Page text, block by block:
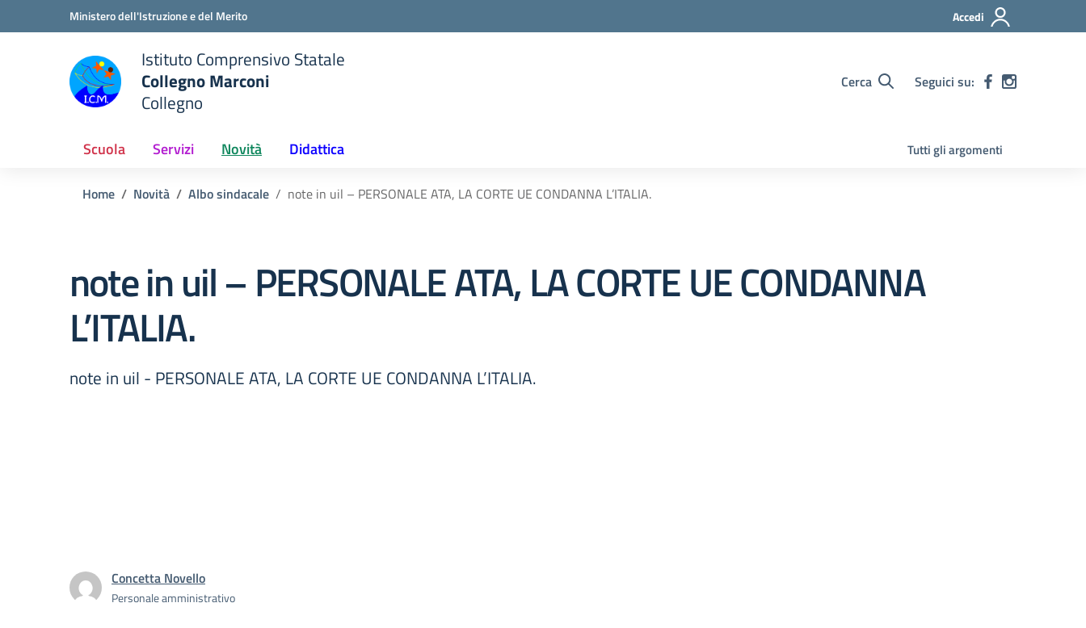
Vai ai contenuti
Vai al menu di navigazioneMinistero dell'Istruzione e del Merito Accedi
Istituto Comprensivo Statale
Collegno Marconi
Collegno
Cerca Seguici su:
Scuola Servizi Novità Didattica Tutti gli argomenti
Home Novità Albo sindacale note in uil – PERSONALE ATA, LA CORTE UE CONDANNA L’ITALIA.
note in uil – PERSONALE ATA, LA CORTE UE CONDANNA
L’ITALIA.
note in uil - PERSONALE ATA, LA CORTE UE CONDANNA L’ITALIA.
Concetta Novello
Personale amministrativo